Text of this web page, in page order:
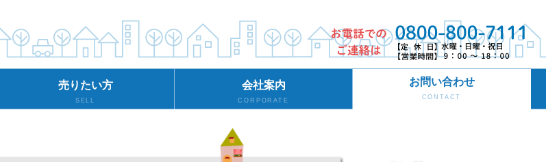
売りたい方
SELL
会社案内
CORPORATE
お問い合わせ
CONTACT